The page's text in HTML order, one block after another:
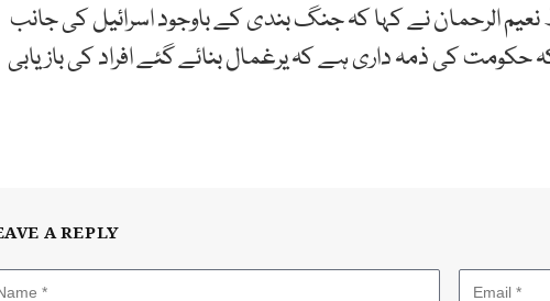
نعیم الرحمان نے کہا کہ جنگ بندی کے باوجود اسرائیل کی جانب
حکومت کی ذمہ داری ہے کہ یرغمال بنائے گئے افراد کی بازیابی
A REPLY